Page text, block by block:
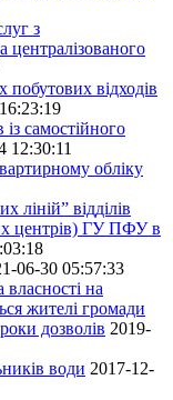
з
централізованого
побутових відходів
із самостійного
12:30:11
обліку
ліній” відділів
центрів) ГУ ПФУ в
06-30 05:57:33
на
жителі громади
дозволів 2019-
води 2017-12-